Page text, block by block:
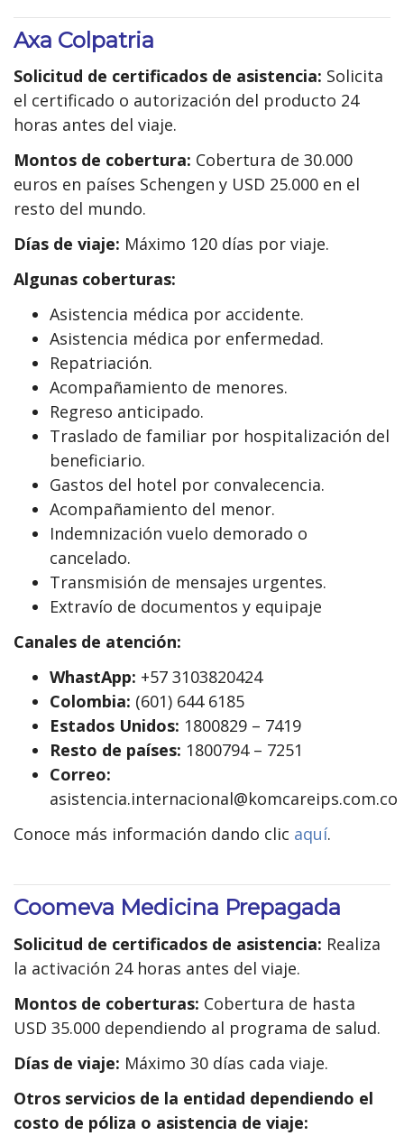
Axa Colpatria
Solicitud de certificados de asistencia: Solicita
el certificado o autorización del producto 24
horas antes del viaje.
Montos de cobertura: Cobertura de 30.000
euros en países Schengen y USD 25.000 en el
resto del mundo.
Días de viaje: Máximo 120 días por viaje.
Algunas coberturas:
Asistencia médica por accidente.
Asistencia médica por enfermedad.
Repatriación.
Acompañamiento de menores.
Regreso anticipado.
Traslado de familiar por hospitalización del
beneficiario.
Gastos del hotel por convalecencia.
Acompañamiento del menor.
Indemnización vuelo demorado o
cancelado.
Transmisión de mensajes urgentes.
Extravío de documentos y equipaje
Canales de atención:
WhastApp: +57 3103820424
Colombia: (601) 644 6185
Estados Unidos: 1800829 – 7419
Resto de países: 1800794 – 7251
Correo:
asistencia.internacional@komcareips.com.co
Conoce más información dando clic aquí.
Coomeva Medicina Prepagada
Solicitud de certificados de asistencia: Realiza
la activación 24 horas antes del viaje.
Montos de coberturas: Cobertura de hasta
USD 35.000 dependiendo al programa de salud.
Días de viaje: Máximo 30 días cada viaje.
Otros servicios de la entidad dependiendo el
costo de póliza o asistencia de viaje: